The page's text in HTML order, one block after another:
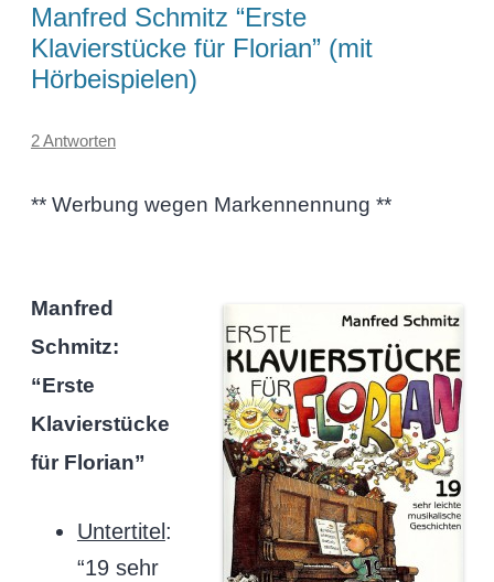
Manfred Schmitz “Erste
Klavierstücke für Florian” (mit
Hörbeispielen)
2 Antworten
** Werbung wegen Markennennung **
Manfred
Schmitz:
“Erste
Klavierstücke
für Florian”
Untertitel:
“19 sehr